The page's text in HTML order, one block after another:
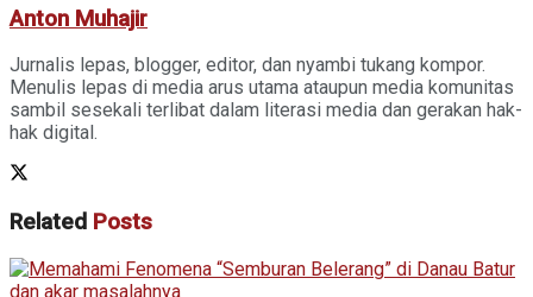
Anton Muhajir
Jurnalis lepas, blogger, editor, dan nyambi tukang kompor.
Menulis lepas di media arus utama ataupun media komunitas
sambil sesekali terlibat dalam literasi media dan gerakan hak-
hak digital.
Related Posts